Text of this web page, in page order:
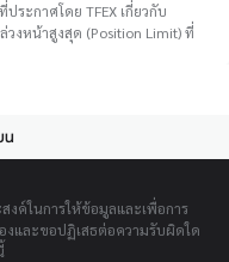
ระกาศโดย TFEX เกี่ยวกับ
งหน้าสูงสุด (Position Limit) ที่
ค์ในการให้ข้อมูลและเพื่อการ
งและขอปฏิเสธต่อความรับผิดใด